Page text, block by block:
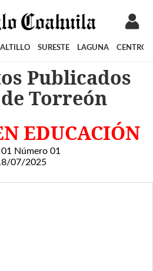
SURESTE LAGUNA CENTRO
Publicados
Torreón
EDUCACIÓN
Número 01
07/2025